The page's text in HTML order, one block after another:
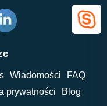
Wiadomości
FAQ
prywatności Blog